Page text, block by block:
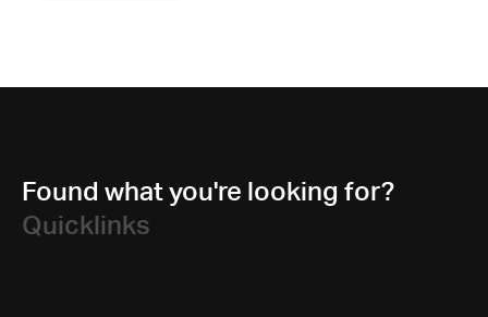
Found what you're looking for?
Quicklinks